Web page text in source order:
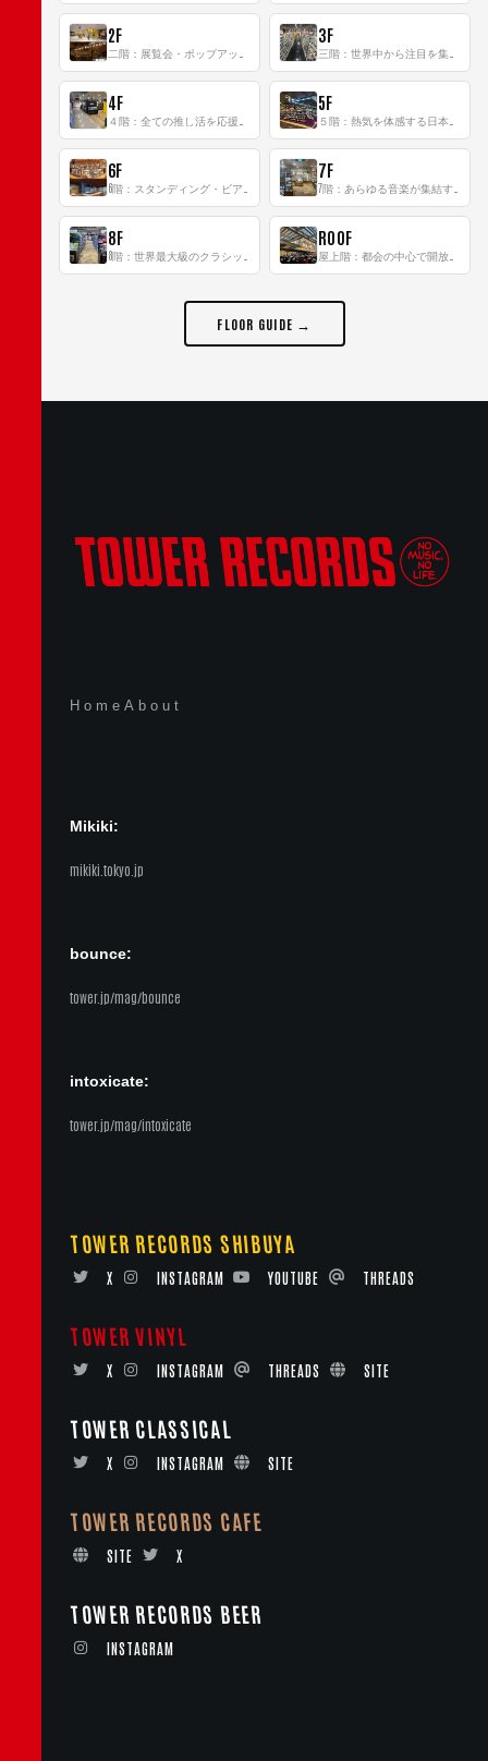
2F 3F
4F 5F
6F 7F
8F ROOF
FLOOR GUIDE →
Home About
Mikiki:
mikiki.tokyo.jp
bounce:
tower.jp/mag/bounce
intoxicate:
tower.jp/mag/intoxicate
TOWER RECORDS SHIBUYA
X INSTAGRAM YOUTUBE THREADS
TOWER VINYL
X INSTAGRAM THREADS SITE
TOWER CLASSICAL
X INSTAGRAM SITE
TOWER RECORDS CAFE
SITE X
TOWER RECORDS BEER
INSTAGRAM